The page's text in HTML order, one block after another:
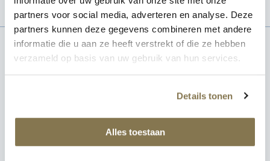
partners voor social media, adverteren en analyse. Deze
partners kunnen deze gegevens combineren met andere
informatie die u aan ze heeft verstrekt of die ze hebben
verzameld op basis van uw gebruik van hun services.
Details tonen
Alles toestaan
Klantenservice
Veel gestelde vragen/ FAQ
Verzenden & retourneren